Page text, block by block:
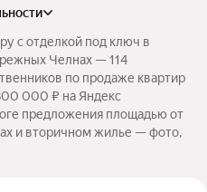
с отделкой под ключ в
Челнах — 114
по продаже квартир
000 ₽ на Яндекс
предложения площадью от
и вторичном жилье — фото,